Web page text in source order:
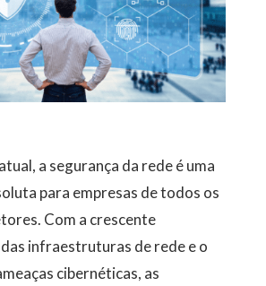
a segurança da rede é uma
para empresas de todos os
Com a crescente
infraestruturas de rede e o
cibernéticas, as